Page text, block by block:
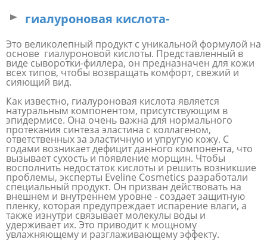
гиалуроновая кислота-
Это великолепный продукт с уникальной формулой на
основе гиалуроновой кислоты. Представленный в
виде сыворотки-филлера, он предназначен для кожи
всех типов, чтобы возвращать комфорт, свежий и
сияющий вид.
Как известно, гиалуроновая кислота является
натуральным компонентом, присутствующим в
эпидермисе. Она очень важна для нормального
протекания синтеза эластина с коллагеном,
ответственных за эластичную и упругую кожу. С
годами возникает дефицит данного компонента, что
вызывает сухость и появление морщин. Чтобы
восполнить недостаток кислоты и решить возникшие
проблемы, эксперты Eveline Cosmetics разработали
специальный продукт. Он призван действовать на
внешнем и внутреннем уровне - создает защитную
пленку, которая предупреждает испарение влаги, а
также изнутри связывает молекулы воды и
удерживает их. Это приводит к мощному
увлажняющему и разглаживающему эффекту.